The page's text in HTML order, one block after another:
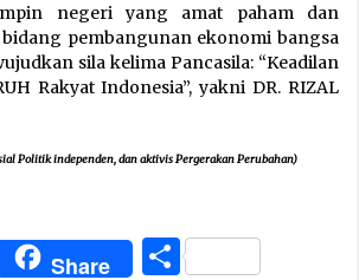
negeri yang amat paham dan
pembangunan ekonomi bangsa
sila kelima Pancasila: “Keadilan
Rakyat Indonesia”, yakni DR. RIZAL
Politik independen, dan aktivis Pergerakan Perubahan)
Share Share